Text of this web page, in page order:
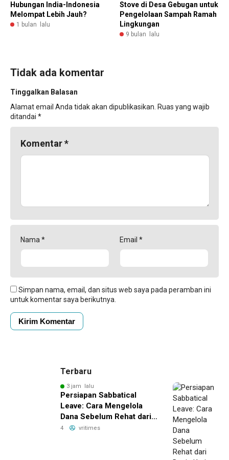
Hubungan India-Indonesia
Melompat Lebih Jauh?
1 bulan lalu
Stove di Desa Gebugan untuk
Pengelolaan Sampah Ramah
Lingkungan
9 bulan lalu
Tidak ada komentar
Tinggalkan Balasan
Alamat email Anda tidak akan dipublikasikan. Ruas yang wajib
ditandai *
Komentar*
Nama * Email *
Simpan nama, email, dan situs web saya pada peramban ini
untuk komentar saya berikutnya.
Terbaru
3 jam lalu
Persiapan Sabbatical
Leave: Cara Mengelola
Dana Sebelum Rehat dari
Dunia Kerja
4 vritimes